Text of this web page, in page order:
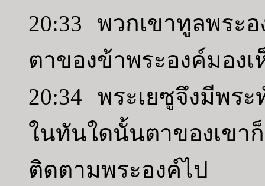
20:33 พวกเขาทูลพระ
ตาของข้าพระองค์มองเ
20:34 พระเยซูจึงมีพร
ในทันใดนั้นตาของเขา
ติดตามพระองค์ไป